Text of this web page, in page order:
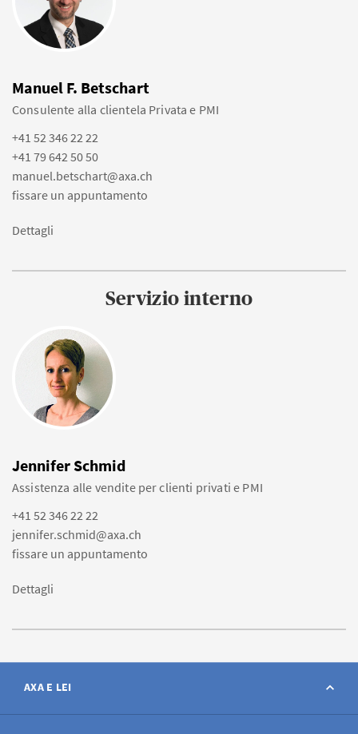
Manuel F. Betschart
Consulente alla clientela Privata e PMI
+41 52 346 22 22
+41 79 642 50 50
manuel.betschart@axa.ch
fissare un appuntamento
Dettagli
Servizio interno
Jennifer Schmid
Assistenza alle vendite per clienti privati e PMI
+41 52 346 22 22
jennifer.schmid@axa.ch
fissare un appuntamento
Dettagli
AXA E LEI